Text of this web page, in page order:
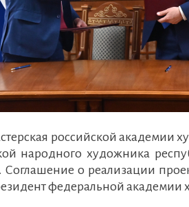
российской академии
народного художника
о реализации
федеральной академии